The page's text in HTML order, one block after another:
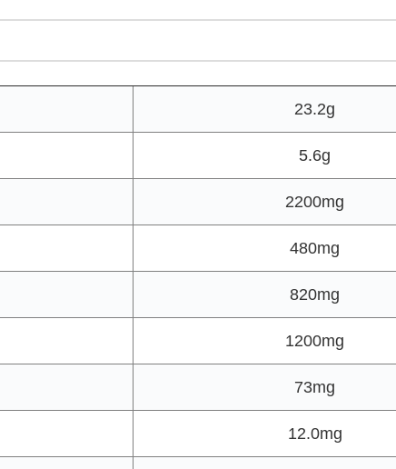
23.2g
5.6g
2200mg
480mg
820mg
1200mg
73mg
12.0mg